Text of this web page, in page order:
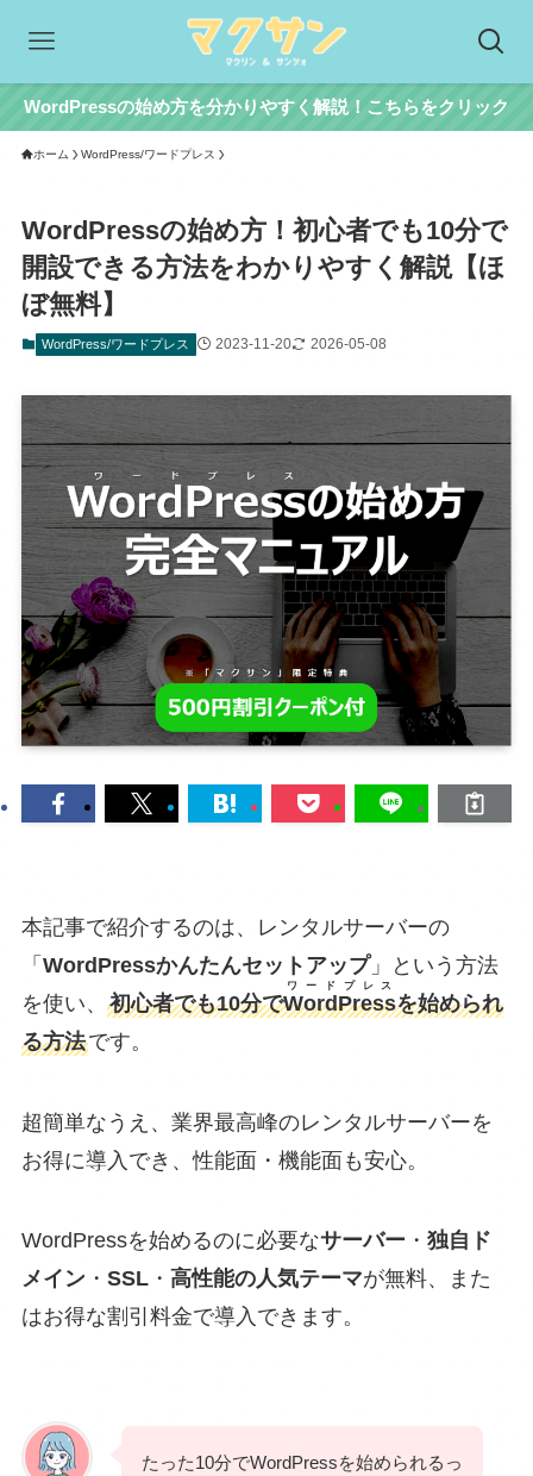
WordPressの始め方を分かりやすく解説！こちらをクリック
ホーム WordPress/ワードプレス
WordPressの始め方！初心者でも10分で
開設できる方法をわかりやすく解説【ほ
ぼ無料】
WordPress/ワードプレス 2023-11-20 2026-05-08
本記事で紹介するのは、レンタルサーバーの
「 WordPressかんたんセットアップ」という方法
を使い、 初心者でも10分でWordPress
ワードプレス
を始められ
る方法です。
超簡単なうえ、業界最高峰のレンタルサーバーを
お得に導入でき、性能面・機能面も安心。
WordPressを始めるのに必要なサーバー・ 独自ド
メイン・ SSL・ 高性能の人気テーマが無料、また
はお得な割引料金で導入できます。
たった10分でWordPressを始められるっ